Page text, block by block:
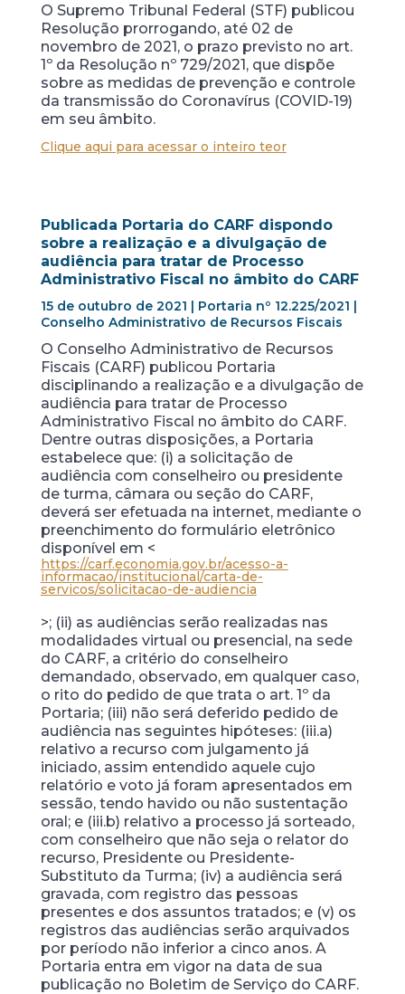
O Supremo Tribunal Federal (STF) publicou
Resolução prorrogando, até 02 de
novembro de 2021, o prazo previsto no art.
1º da Resolução nº 729/2021, que dispõe
sobre as medidas de prevenção e controle
da transmissão do Coronavírus (COVID-19)
em seu âmbito.
Clique aqui para acessar o inteiro teor
Publicada Portaria do CARF dispondo
sobre a realização e a divulgação de
audiência para tratar de Processo
Administrativo Fiscal no âmbito do CARF
15 de outubro de 2021 | Portaria nº 12.225/2021 |
Conselho Administrativo de Recursos Fiscais
O Conselho Administrativo de Recursos
Fiscais (CARF) publicou Portaria
disciplinando a realização e a divulgação de
audiência para tratar de Processo
Administrativo Fiscal no âmbito do CARF.
Dentre outras disposições, a Portaria
estabelece que: (i) a solicitação de
audiência com conselheiro ou presidente
de turma, câmara ou seção do CARF,
deverá ser efetuada na internet, mediante o
preenchimento do formulário eletrônico
disponível em <
https://carf.economia.gov.br/acesso-a-
informacao/institucional/carta-de-
servicos/solicitacao-de-audiencia
>; (ii) as audiências serão realizadas nas
modalidades virtual ou presencial, na sede
do CARF, a critério do conselheiro
demandado, observado, em qualquer caso,
o rito do pedido de que trata o art. 1º da
Portaria; (iii) não será deferido pedido de
audiência nas seguintes hipóteses: (iii.a)
relativo a recurso com julgamento já
iniciado, assim entendido aquele cujo
relatório e voto já foram apresentados em
sessão, tendo havido ou não sustentação
oral; e (iii.b) relativo a processo já sorteado,
com conselheiro que não seja o relator do
recurso, Presidente ou Presidente-
Substituto da Turma; (iv) a audiência será
gravada, com registro das pessoas
presentes e dos assuntos tratados; e (v) os
registros das audiências serão arquivados
por período não inferior a cinco anos. A
Portaria entra em vigor na data de sua
publicação no Boletim de Serviço do CARF.